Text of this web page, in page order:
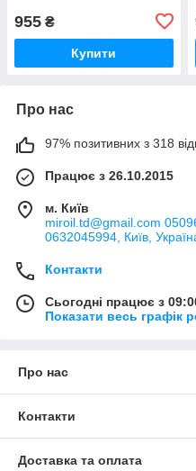
955 ₴
Купити
Про нас
97% позитивних з 318
Працює з 26.10.2015
м. Київ
miroil.td@gmail.com
0632045994, Київ,
Контакти
Сьогодні працює з
Показати весь графік
Про нас
Контакти
Доставка та оплата